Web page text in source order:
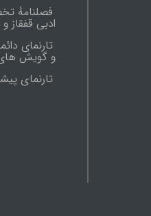
فصلنامۀ
ادبی قفقاز
تارنمای
و گویش های
تارنماى